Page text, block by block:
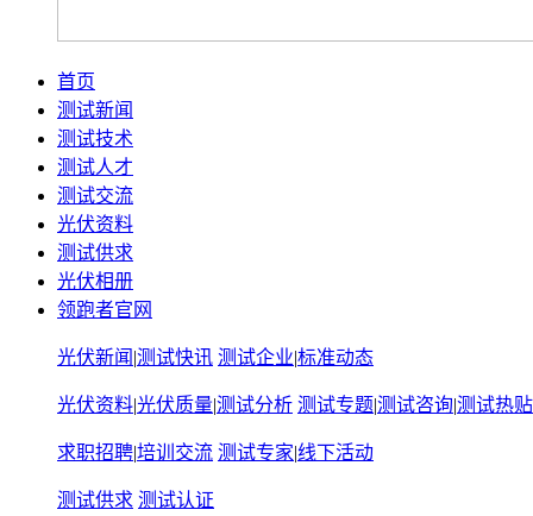
首页
测试新闻
测试技术
测试人才
测试交流
光伏资料
测试供求
光伏相册
领跑者官网
光伏新闻 |测试快讯 测试企业|标准动态
光伏资料|光伏质量|测试分析 测试专题|测试咨询|测试热贴
求职招聘|培训交流 测试专家|线下活动
测试供求 测试认证